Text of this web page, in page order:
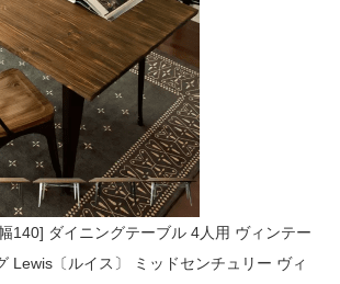
140] ダイニングテーブル 4人用 ヴィンテー
Lewis〔ルイス〕 ミッドセンチュリー ヴィ